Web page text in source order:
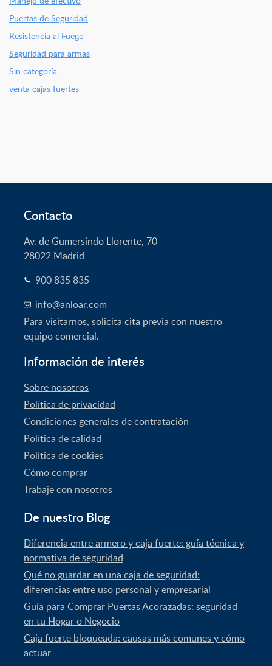
Puertas de Seguridad
Resistencia al Fuego
Seguridad para armas
Sin categoría
venta cajas fuertes
Contacto
Av. de Gumersindo Llorente, 70
28022 Madrid
900 835 835
info@anloar.com
Para visitarnos, solicita cita previa con nuestro
equipo comercial.
Información de interés
Sobre nosotros
Política de privacidad
Condiciones generales de contratación
Política de calidad
Política de cookies
Cómo comprar
Trabaje con nosotros
De nuestro Blog
Diferencia entre armero y caja fuerte: guía técnica y
normativa de seguridad
Qué no guardar en una caja de seguridad:
diferencias entre uso personal y empresarial
Guía para Comprar Puertas Acorazadas: seguridad
en tu Hogar o Negocio
Caja fuerte bloqueada: causas más comunes y cómo
actuar